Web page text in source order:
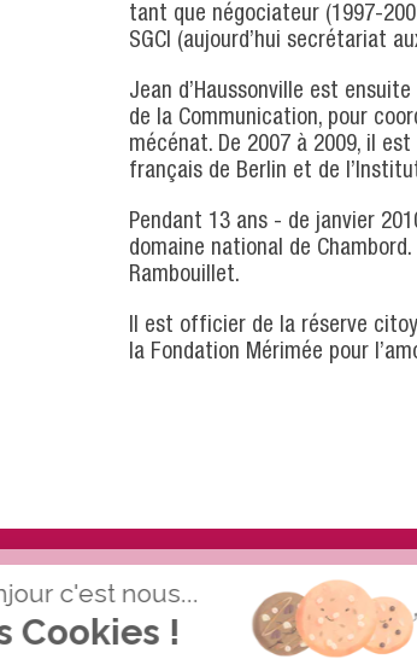
tant que négociateur (1997-
SGCI (aujourd’hui secrétariat
Jean d’Haussonville est
de la Communication, pour
mécénat. De 2007 à 2009, il
français de Berlin et de
Pendant 13 ans - de janvier
domaine national de
Rambouillet.
Il est officier de la réserve
la Fondation Mérimée pour
Bonjour c'est nous...
les Cookies !